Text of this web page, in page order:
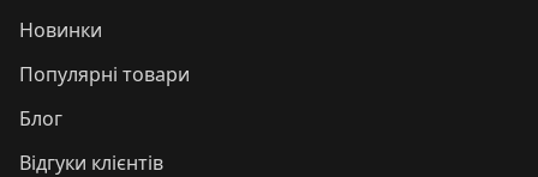
Новинки
Популярні товари
Блог
Відгуки клієнтів